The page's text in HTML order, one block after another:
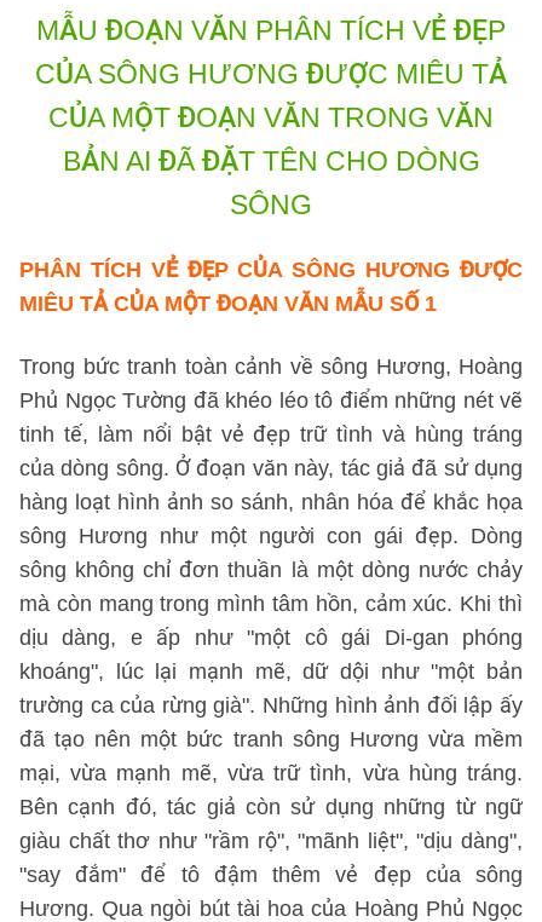
MẪU ĐOẠN VĂN PHÂN TÍCH VẺ ĐẸP
CỦA SÔNG HƯƠNG ĐƯỢC MIÊU TẢ
CỦA MỘT ĐOẠN VĂN TRONG VĂN
BẢN AI ĐÃ ĐẶT TÊN CHO DÒNG
SÔNG
PHÂN TÍCH VẺ ĐẸP CỦA SÔNG HƯƠNG ĐƯỢC
MIÊU TẢ CỦA MỘT ĐOẠN VĂN MẪU SỐ 1
Trong bức tranh toàn cảnh về sông Hương, Hoàng
Phủ Ngọc Tường đã khéo léo tô điểm những nét vẽ
tinh tế, làm nổi bật vẻ đẹp trữ tình và hùng tráng
của dòng sông. Ở đoạn văn này, tác giả đã sử dụng
hàng loạt hình ảnh so sánh, nhân hóa để khắc họa
sông Hương như một người con gái đẹp. Dòng
sông không chỉ đơn thuần là một dòng nước chảy
mà còn mang trong mình tâm hồn, cảm xúc. Khi thì
dịu dàng, e ấp như "một cô gái Di-gan phóng
khoáng", lúc lại mạnh mẽ, dữ dội như "một bản
trường ca của rừng già". Những hình ảnh đối lập ấy
đã tạo nên một bức tranh sông Hương vừa mềm
mại, vừa mạnh mẽ, vừa trữ tình, vừa hùng tráng.
Bên cạnh đó, tác giả còn sử dụng những từ ngữ
giàu chất thơ như "rầm rộ", "mãnh liệt", "dịu dàng",
"say đắm" để tô đậm thêm vẻ đẹp của sông
Hương. Qua ngòi bút tài hoa của Hoàng Phủ Ngọc